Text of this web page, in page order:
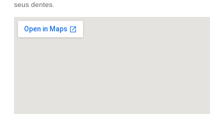
seus dentes.